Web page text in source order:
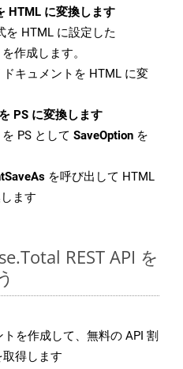
HTML に変換します
を HTML に設定した
を作成します。
キュメントを HTML に変
PS に変換します
PS として SaveOption を
を呼び出して HTML
ます
REST API を
トを作成して、無料の API 割
得します